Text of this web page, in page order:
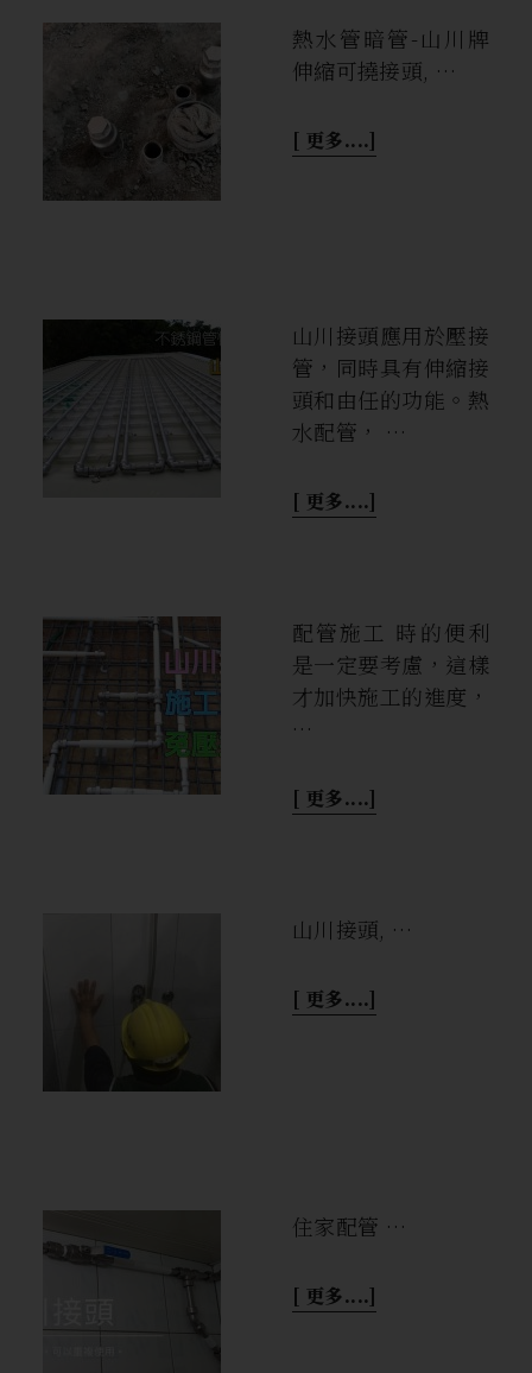
熱水管暗管-山川牌
伸縮可撓接頭, …
[ 更多....]
山川接頭應用於壓接
管，同時具有伸縮接
頭和由任的功能。熱
水配管， …
[ 更多....]
配管施工 時的便利
是一定要考慮，這樣
才加快施工的進度，
…
[ 更多....]
山川接頭, …
[ 更多....]
住家配管 …
[ 更多....]